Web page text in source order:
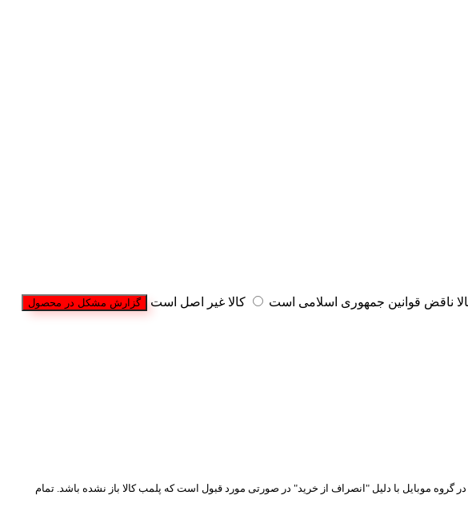
ناقض قوانین جمهوری اسلامی است کالا غیر اصل است
گزارش مشکل در محصول
گروه موبایل با دلیل "انصراف از خرید" در صورتی مورد قبول است که پلمب کالا باز نشده باشد. تمام